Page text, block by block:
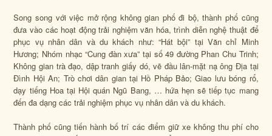
Song song với việc mở rộng không gian phố đi bộ, thành phố cũng
đưa vào các hoạt động trải nghiệm văn hóa, trình diễn nghệ thuật để
phục vụ nhân dân và du khách như: “Hát bội” tại Văn chỉ Minh
Hương; Nhóm nhạc “Cung đàn xưa” tại số 49 đường Phan Chu Trinh;
Không gian trà đạo, dập tranh giấy dó, vẽ đầu lân-mặt nạ ông Địa tại
Đình Hội An; Trò chơi dân gian tại Hồ Pháp Bảo; Giao lưu bóng rổ,
dạy tiếng Hoa tại Hội quán Ngũ Bang, … hứa hẹn sẽ tiếp tục mang
đến đa dạng các trải nghiệm phục vụ nhân dân và du khách.
Thành phố cũng tiến hành bố trí các điểm giữ xe không thu phí cho